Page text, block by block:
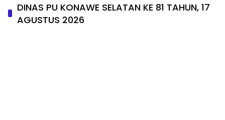
DINAS PU KONAWE SELATAN KE 81 TAHUN, 17
AGUSTUS 2026